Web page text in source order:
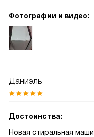
Фотографии и видео:
Даниэль
Достоинства:
Новая стиральная